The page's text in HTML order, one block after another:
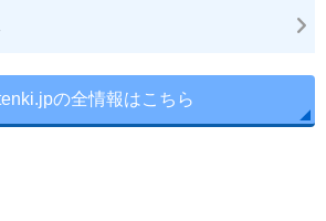
の全情報はこちら